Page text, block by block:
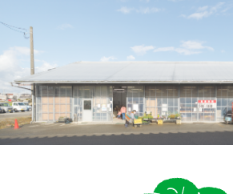
採彩 saisai 農家持ち寄り市場